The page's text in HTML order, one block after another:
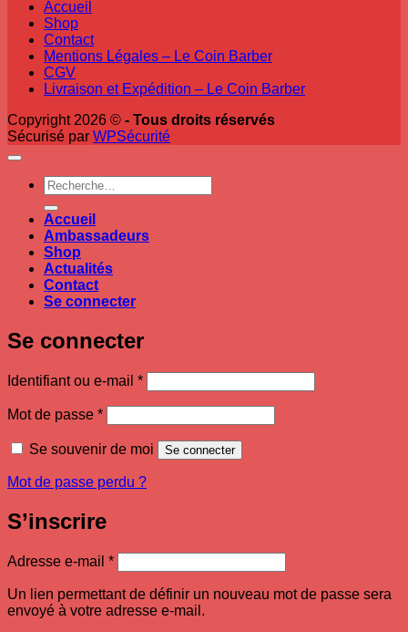
Accueil
Shop
Contact
Mentions Légales – Le Coin Barber
CGV
Livraison et Expédition – Le Coin Barber
Copyright 2026 © - Tous droits réservés
Sécurisé par WPSécurité
Recherche
pour :
Accueil
Ambassadeurs
Shop
Actualités
Contact
Se connecter
Se connecter
Identifiant ou e-mail *Obligatoire
Mot de passe *Obligatoire
Se souvenir de moi Se connecter
Mot de passe perdu ?
S’inscrire
Adresse e-mail *Obligatoire
Un lien permettant de définir un nouveau mot de passe sera
envoyé à votre adresse e-mail.